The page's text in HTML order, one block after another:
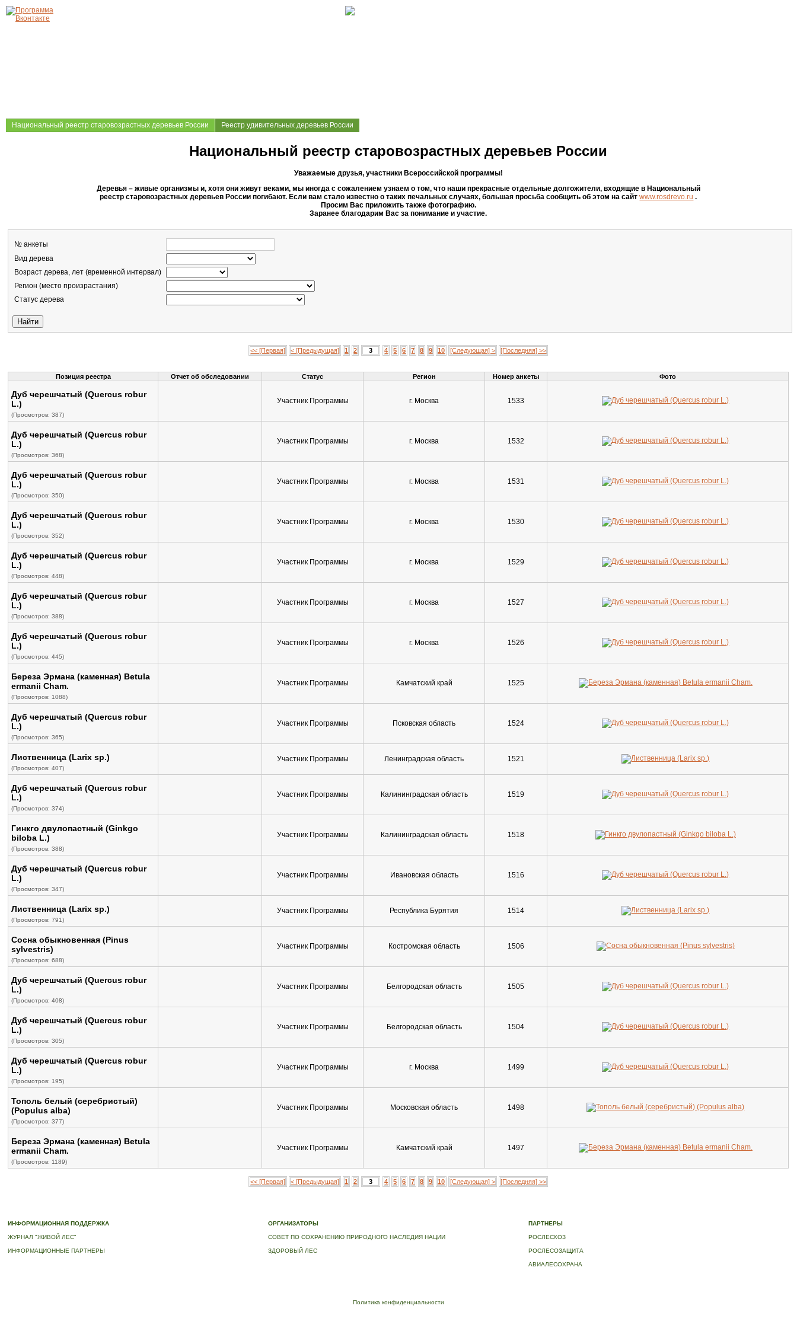
Национальный реестр старовозрастных деревьев России Реестр удивительных деревьев России
Национальный реестр старовозрастных деревьев России
Уважаемые друзья, участники Всероссийской программы!
Деревья – живые организмы и, хотя они живут веками, мы иногда с сожалением узнаем о том, что наши прекрасные отдельные долгожители, входящие в Национальный
реестр старовозрастных деревьев России погибают. Если вам стало известно о таких печальных случаях, большая просьба сообщить об этом на сайтwww.rosdrevo.ru .
Просим Вас приложить также фотографию.
Заранее благодарим Вас за понимание и участие.
№ анкеты
Вид дерева
Возраст дерева, лет (временной интервал)
Регион (место произрастания)
Статус дерева
<< [Первая] < [Предыдущая] 1 2 3 4 5 6 7 8 9 10 [Следующая] > [Последняя] >>
Позиция реестра Отчет об обследовании Статус Регион Номер анкеты Фото
Дуб черешчатый (Quercus robur
L.)
(Просмотров: 387)
Участник Программы г. Москва 1533
Дуб черешчатый (Quercus robur
L.)
(Просмотров: 368)
Участник Программы г. Москва 1532
Дуб черешчатый (Quercus robur
L.)
(Просмотров: 350)
Участник Программы г. Москва 1531
Дуб черешчатый (Quercus robur
L.)
(Просмотров: 352)
Участник Программы г. Москва 1530
Дуб черешчатый (Quercus robur
L.)
(Просмотров: 448)
Участник Программы г. Москва 1529
Дуб черешчатый (Quercus robur
L.)
(Просмотров: 388)
Участник Программы г. Москва 1527
Дуб черешчатый (Quercus robur
L.)
(Просмотров: 445)
Участник Программы г. Москва 1526
Береза Эрмана (каменная) Betula
ermanii Cham.
(Просмотров: 1088)
Участник Программы Камчатский край 1525
Дуб черешчатый (Quercus robur
L.)
(Просмотров: 365)
Участник Программы Псковская область 1524
Лиственница (Larix sp.)
(Просмотров: 407)
Участник Программы Ленинградская область 1521
Дуб черешчатый (Quercus robur
L.)
(Просмотров: 374)
Участник Программы Калининградская область 1519
Гинкго двулопастный (Ginkgo
biloba L.)
(Просмотров: 388)
Участник Программы Калининградская область 1518
Дуб черешчатый (Quercus robur
L.)
(Просмотров: 347)
Участник Программы Ивановская область 1516
Лиственница (Larix sp.)
(Просмотров: 791)
Участник Программы Республика Бурятия 1514
Сосна обыкновенная (Pinus
sylvestris)
(Просмотров: 688)
Участник Программы Костромская область 1506
Дуб черешчатый (Quercus robur
L.)
(Просмотров: 408)
Участник Программы Белгородская область 1505
Дуб черешчатый (Quercus robur
L.)
(Просмотров: 305)
Участник Программы Белгородская область 1504
Дуб черешчатый (Quercus robur
L.)
(Просмотров: 195)
Участник Программы г. Москва 1499
Тополь белый (серебристый)
(Populus alba)
(Просмотров: 377)
Участник Программы Московская область 1498
Береза Эрмана (каменная) Betula
ermanii Cham.
(Просмотров: 1189)
Участник Программы Камчатский край 1497
<< [Первая] < [Предыдущая] 1 2 3 4 5 6 7 8 9 10 [Следующая] > [Последняя] >>
ИНФОРМАЦИОННАЯ ПОДДЕРЖКА
ЖУРНАЛ "ЖИВОЙ ЛЕС"
ИНФОРМАЦИОННЫЕ ПАРТНЕРЫ
ОРГАНИЗАТОРЫ
СОВЕТ ПО СОХРАНЕНИЮ ПРИРОДНОГО НАСЛЕДИЯ НАЦИИ
ЗДОРОВЫЙ ЛЕС
ПАРТНЕРЫ
РОСЛЕСХОЗ
РОСЛЕСОЗАЩИТА
АВИАЛЕСОХРАНА
Политика конфиденциальности